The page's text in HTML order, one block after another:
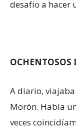
desafío a hacer
OCHENTOSOS
A diario,
Morón. Había
veces